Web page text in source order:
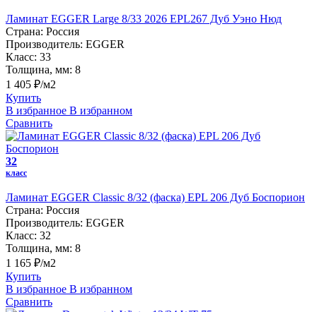
Ламинат EGGER Large 8/33 2026 EPL267 Дуб Уэно Нюд
Страна: Россия
Производитель: EGGER
Класс: 33
Толщина, мм: 8
1 405 ₽/м2
Купить
В избранное В избранном
Сравнить
32
класс
Ламинат EGGER Classic 8/32 (фаска) EPL 206 Дуб Боспорион
Страна: Россия
Производитель: EGGER
Класс: 32
Толщина, мм: 8
1 165 ₽/м2
Купить
В избранное В избранном
Сравнить